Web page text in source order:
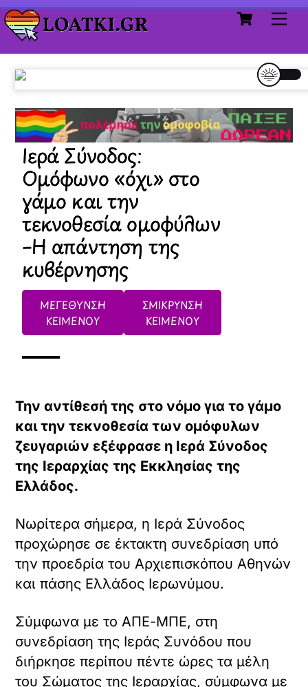
Skip
to
content
Cart
Ιερά Σύνοδος:
Ομόφωνο «όχι» στο
γάμο και την
τεκνοθεσία ομοφύλων
–Η απάντηση της
κυβέρνησης
ΜΕΓΕΘΥΝΣΗ
ΚΕΙΜΕΝΟΥ
ΣΜΙΚΡΥΝΣΗ
ΚΕΙΜΕΝΟΥ
Την αντίθεσή της στο νόμο για το γάμο
και την τεκνοθεσία των ομόφυλων
ζευγαριών εξέφρασε η Ιερά Σύνοδος
της Ιεραρχίας της Εκκλησίας της
Ελλάδος.
Νωρίτερα σήμερα, η Ιερά Σύνοδος
προχώρησε σε έκτακτη συνεδρίαση υπό
την προεδρία του Αρχιεπισκόπου Αθηνών
και πάσης Ελλάδος Ιερωνύμου.
Σύμφωνα με το ΑΠΕ-ΜΠΕ, στη
συνεδρίαση της Ιεράς Συνόδου που
διήρκησε περίπου πέντε ώρες τα μέλη
του Σώματος της Ιεραρχίας, σύμφωνα με